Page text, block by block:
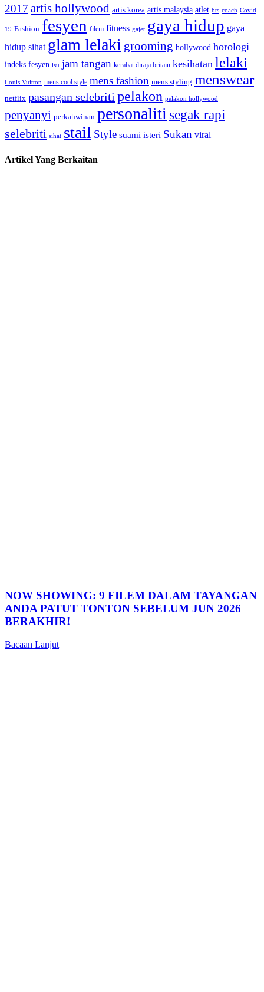
2017 artis hollywood artis korea artis malaysia atlet bts coach Covid
19 Fashion fesyen filem fitness gajet gaya hidup gaya
hidup sihat glam lelaki grooming hollywood horologi
indeks fesyen isu jam tangan kerabat diraja britain kesihatan lelaki
Louis Vuitton mens cool style mens fashion mens styling menswear
netflix pasangan selebriti pelakon pelakon hollywood
penyanyi perkahwinan personaliti segak rapi
selebriti sihat stail Style suami isteri Sukan viral
Artikel Yang Berkaitan
NOW SHOWING: 9 FILEM DALAM TAYANGAN
ANDA PATUT TONTON SEBELUM JUN 2026
BERAKHIR!
Bacaan Lanjut